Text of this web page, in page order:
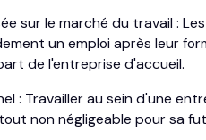
sur le marché du travail :
un emploi après leur
de l'entreprise d'accueil.
: Travailler au sein d'une
non négligeable pour sa